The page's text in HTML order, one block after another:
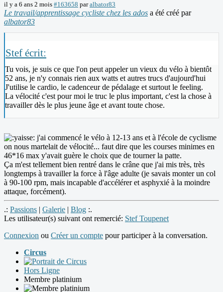
il y a 6 ans 2 mois #163658 paralbator83
Le travail/apprentissage cycliste chez les ados a été créé par
albator83
Stef écrit:
Tu vois, je suis ce que l'on peut appeler un vieux du vélo à bientôt
52 ans, je n'y connais rien aux watts et autres trucs d'aujourd'hui
J'utilise le cardio, le cadenceur de pédalage et surtout le feeling.
La vélocité c'est pour moi le truc le plus important, c'est la chose à
travailler dès le plus jeune âge et avant toute chose.
j'ai commencé le vélo à 12-13 ans et à l'école de cyclisme
on nous martelait de vélocité... faut dire que les courses minimes en
46*16 max y'avait guère le choix que de tourner la patte.
Ça m'est tellement bien rentré dans le crâne que j'ai mis très, très
longtemps à travailler la force à l'âge adulte (je savais monter un col
à 90-100 rpm, mais incapable d'accélérer et asphyxié à la moindre
attaque, forcément).
.: Passions | Galerie | Blog :.
Les utilisateur(s) suivant ont remercié: Stef Toupenet
Connexion ou Créer un compte pour participer à la conversation.
Circus
Hors Ligne
Membre platinium